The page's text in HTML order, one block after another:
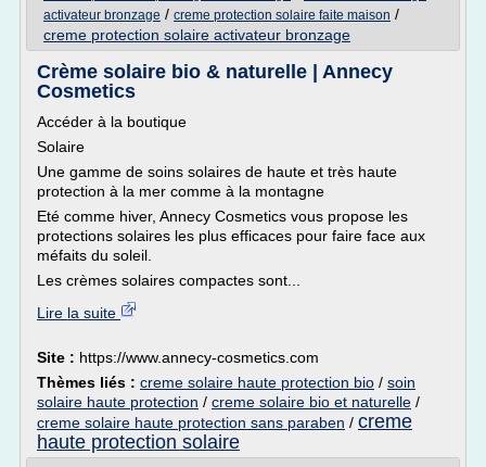
activateur bronzage / creme protection solaire faite maison /
creme protection solaire activateur bronzage
Crème solaire bio & naturelle | Annecy
Cosmetics
Accéder à la boutique
Solaire
Une gamme de soins solaires de haute et très haute
protection à la mer comme à la montagne
Eté comme hiver, Annecy Cosmetics vous propose les
protections solaires les plus efficaces pour faire face aux
méfaits du soleil.
Les crèmes solaires compactes sont...
Lire la suite
Site : https://www.annecy-cosmetics.com
Thèmes liés : creme solaire haute protection bio / soin
solaire haute protection / creme solaire bio et naturelle /
creme solaire haute protection sans paraben / creme
haute protection solaire